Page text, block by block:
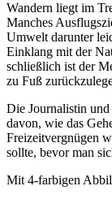
Wandern liegt im
Manches
Umwelt darunter
Einklang mit der
schließlich ist der
zu Fuß
Die Journalistin
davon, wie das
Freizeitvergnügen
sollte, bevor man
Mit 4-farbigen